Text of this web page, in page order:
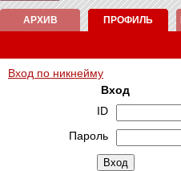
АРХИВ ПРОФИЛЬ
Вход по никнейму
Вход
ID
Пароль